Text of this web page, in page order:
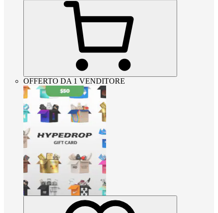
OFFERTO DA 1 VENDITORE